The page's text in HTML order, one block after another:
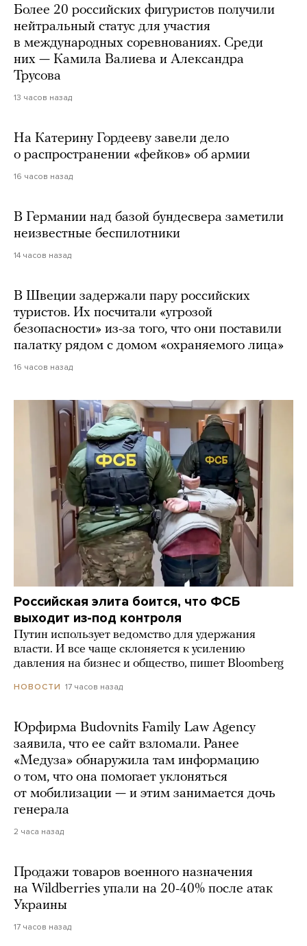
Более 20 российских фигуристов получили
нейтральный статус для участия
в международных соревнованиях. Среди
них — Камила Валиева и Александра
Трусова
13 часов назад
На Катерину Гордееву завели дело
о распространении «фейков» об армии
16 часов назад
В Германии над базой бундесвера заметили
неизвестные беспилотники
14 часов назад
В Швеции задержали пару российских
туристов. Их посчитали «угрозой
безопасности» из-за того, что они поставили
палатку рядом с домом «охраняемого лица»
16 часов назад
Российская элита боится, что ФСБ
выходит из-под контроля
Путин использует ведомство для удержания
власти. И все чаще склоняется к усилению
давления на бизнес и общество, пишет Bloomberg
НОВОСТИ 17 часов назад
Юрфирма Budovnits Family Law Agency
заявила, что ее сайт взломали. Ранее
«Медуза» обнаружила там информацию
о том, что она помогает уклоняться
от мобилизации — и этим занимается дочь
генерала
2 часа назад
Продажи товаров военного назначения
на Wildberries упали на 20-40% после атак
Украины
17 часов назад